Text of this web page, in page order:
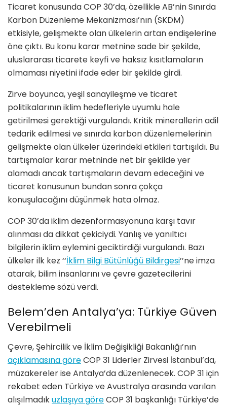
Ticaret konusunda COP 30’da,özellikle AB’nin Sınırda
Karbon Düzenleme Mekanizması’nın (SKDM)
etkisiyle, gelişmekte olan ülkelerin artan endişelerine
öne çıktı. Bu konu karar metnine sade bir şekilde,
uluslararası ticarete keyfi ve haksız kısıtlamaların
olmaması niyetini ifade eder bir şekilde girdi.
Zirve boyunca, yeşil sanayileşme ve ticaret
politikalarının iklim hedefleriyle uyumlu hale
getirilmesi gerektiği vurgulandı. Kritik minerallerin adil
tedarik edilmesi ve sınırda karbon düzenlemelerinin
gelişmekte olan ülkeler üzerindeki etkileri tartışıldı. Bu
tartışmalar karar metninde net bir şekilde yer
alamadı ancak tartışmaların devam edeceğini ve
ticaret konusunun bundan sonra çokça
konuşulacağını düşünmek hata olmaz.
COP 30’da iklim dezenformasyonuna karşı tavır
alınması da dikkat çekiciydi. Yanlış ve yanıltıcı
bilgilerin iklim eylemini geciktirdiği vurgulandı. Bazı
ülkeler ilk kez ‘‘İklim Bilgi Bütünlüğü Bildirgesi’’ne imza
atarak, bilim insanlarınıveçevre gazetecilerini
destekleme sözü verdi.
Belem’den Antalya’ya: Türkiye Güven
Verebilmeli
Çevre, Şehircilik ve İklim Değişikliği Bakanlığı’nın
açıklamasına göreCOP 31 Liderler Zirvesi İstanbul’da,
müzakereler ise Antalya’da düzenlenecek. COP 31 için
rekabet eden Türkiye ve Avustralya arasında varılan
alışılmadıkuzlaşıya göreCOP 31 başkanlığı Türkiye’de